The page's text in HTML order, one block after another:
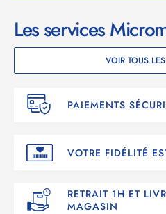
et renversez le cours de la
KILLER capable d'anéantir
trouve dans un rayon étroit
Affrontez des boss abominables
meilleurs scores dans les
Les services
VOIR TOUS
PAIEMENTS
VOTRE FIDÉLITÉ
RETRAIT 1H ET
MAGASIN